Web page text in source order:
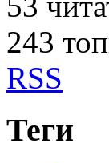
243
RSS
Теги